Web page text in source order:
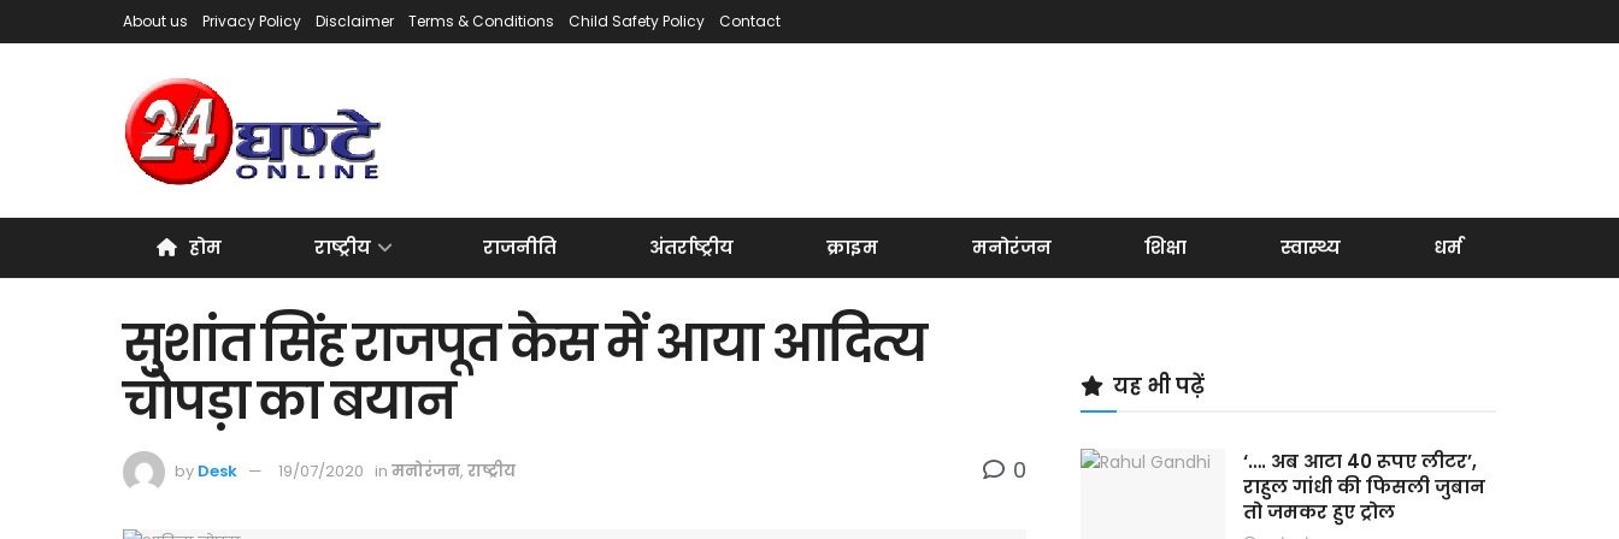
About us Privacy Policy Disclaimer Terms & Conditions Child Safety Policy Contact
होम राष्ट्रीय राजनीति अंतर्राष्ट्रीय क्राइम मनोरंजन शिक्षा स्वास्थ्य धर्म
सुशांत सिंह राजपूत केस में आया आदित्य
चोपड़ा का बयान
by Desk 19/07/2020 in मनोरंजन, राष्ट्रीय 0
यह भी पढ़ें
‘…. अब आटा 40 रूपए लीटर’,
राहुल गांधी की फिसली जुबान
तो जमकर हुए ट्रोल